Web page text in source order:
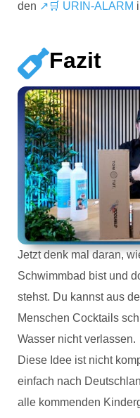
den ↗🛒 URIN-ALARM
Fazit
Jetzt denk mal daran,
Schwimmbad bist und
stehst. Du kannst aus
Menschen Cocktails
Wasser nicht verlassen.
Diese Idee ist nicht
einfach nach
alle kommenden